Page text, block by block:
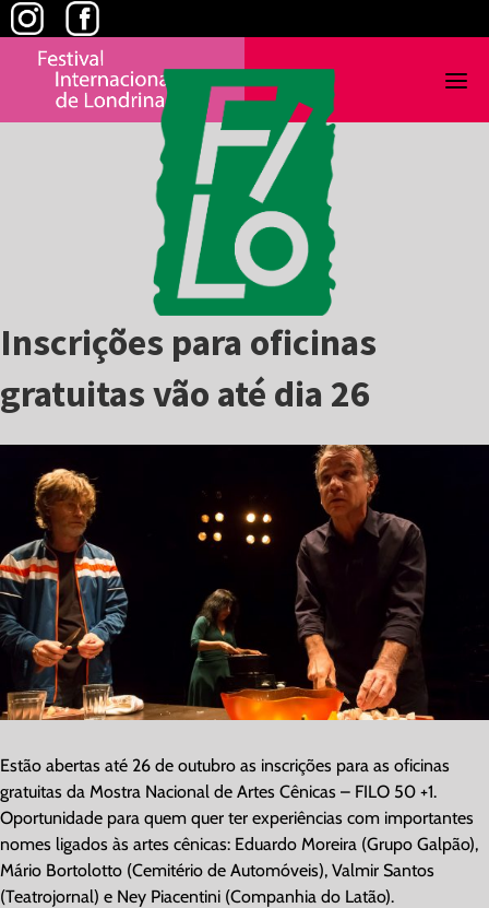
Skip
to
content
Inscrições para oficinas
gratuitas vão até dia 26
Larger
Image
Estão abertas até 26 de outubro as inscrições para as oficinas
gratuitas da Mostra Nacional de Artes Cênicas – FILO 50 +1.
Oportunidade para quem quer ter experiências com importantes
nomes ligados às artes cênicas: Eduardo Moreira (Grupo Galpão),
Mário Bortolotto (Cemitério de Automóveis), Valmir Santos
(Teatrojornal) e Ney Piacentini (Companhia do Latão).